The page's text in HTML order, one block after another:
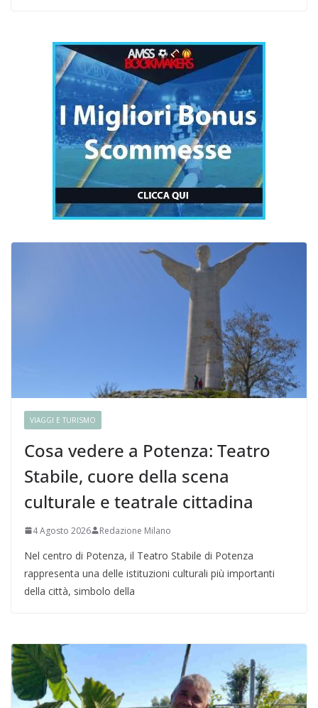
VIAGGI E TURISMO
Cosa vedere a Potenza: Teatro
Stabile, cuore della scena
culturale e teatrale cittadina
4 Agosto 2026 Redazione Milano
Nel centro di Potenza, il Teatro Stabile di Potenza
rappresenta una delle istituzioni culturali più importanti
della città, simbolo della